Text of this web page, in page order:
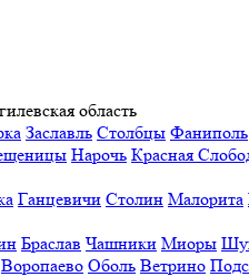
область
Заславль Столбцы Фаниполь
Нарочь Красная
Ганцевичи Столин Малорита
Браслав Чашники Миоры
Воропаево Оболь Ветрино